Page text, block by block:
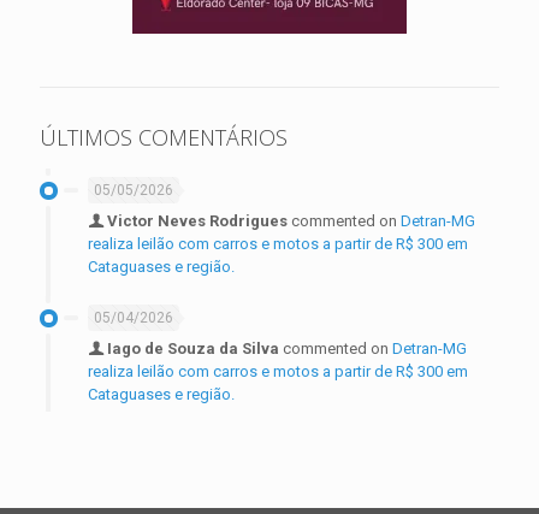
ÚLTIMOS COMENTÁRIOS
05/05/2026
Victor Neves Rodrigues commented on Detran-MG
realiza leilão com carros e motos a partir de R$ 300 em
Cataguases e região.
05/04/2026
Iago de Souza da Silva commented on Detran-MG
realiza leilão com carros e motos a partir de R$ 300 em
Cataguases e região.